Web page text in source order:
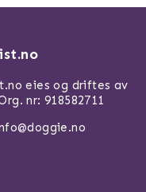
eies og driftes av
nr: 918582711